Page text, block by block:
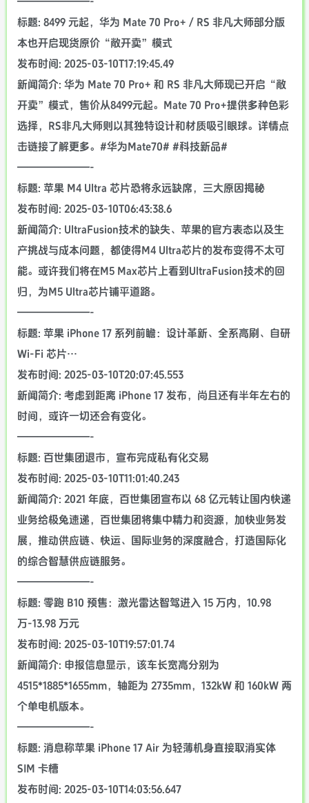
标题: 8499 元起，华为 Mate 70 Pro+ / RS 非凡大师部分版
本也开启现货原价“敞开卖”模式
发布时间: 2025-03-10T17:19:45.49
新闻简介: 华为 Mate 70 Pro+ 和 RS 非凡大师现已开启“敞
开卖”模式，售价从8499元起。Mate 70 Pro+提供多种色彩
选择，RS非凡大师则以其独特设计和材质吸引眼球。详情点
击链接了解更多。#华为Mate70# #科技新品#
———————-
标题: 苹果 M4 Ultra 芯片恐将永远缺席，三大原因揭秘
发布时间: 2025-03-10T06:43:38.6
新闻简介: UltraFusion技术的缺失、苹果的官方表态以及生
产挑战与成本问题，都使得M4 Ultra芯片的发布变得不太可
能。或许我们将在M5 Max芯片上看到UltraFusion技术的回
归，为M5 Ultra芯片铺平道路。
———————-
标题: 苹果 iPhone 17 系列前瞻：设计革新、全系高刷、自研
Wi-Fi 芯片…
发布时间: 2025-03-10T20:07:45.553
新闻简介: 考虑到距离 iPhone 17 发布，尚且还有半年左右的
时间，或许一切还会有变化。
———————-
标题: 百世集团退市，宣布完成私有化交易
发布时间: 2025-03-10T11:01:40.243
新闻简介: 2021 年底，百世集团宣布以 68 亿元转让国内快递
业务给极兔速递，百世集团将集中精力和资源，加快业务发
展，推动供应链、快运、国际业务的深度融合，打造国际化
的综合智慧供应链服务。
———————-
标题: 零跑 B10 预售：激光雷达智驾进入 15 万内，10.98
万-13.98 万元
发布时间: 2025-03-10T19:57:01.74
新闻简介: 申报信息显示，该车长宽高分别为
4515*1885*1655mm，轴距为 2735mm，132kW 和 160kW 两
个单电机版本。
———————-
标题: 消息称苹果 iPhone 17 Air 为轻薄机身直接取消实体
SIM 卡槽
发布时间: 2025-03-10T14:03:56.647